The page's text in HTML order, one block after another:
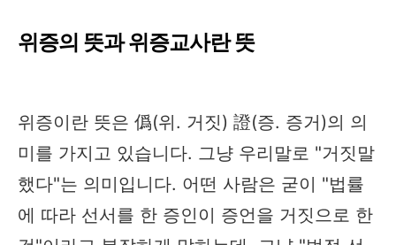
위증의 뜻과 위증교사란 뜻
위증이란 뜻은 僞(위. 거짓) 證(증. 증거)의 의
미를 가지고 있습니다. 그냥 우리말로 "거짓말
했다"는 의미입니다. 어떤 사람은 굳이 "법률
에 따라 선서를 한 증인이 증언을 거짓으로 한